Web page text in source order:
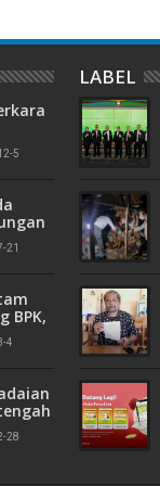
5
21
BPK,
4
28
LABEL